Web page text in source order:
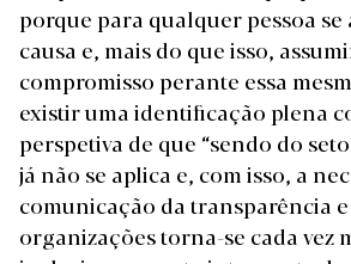
porque para qualquer pessoa se
causa e, mais do que isso,
compromisso perante essa
existir uma identificação plena
perspetiva de que “sendo do
já não se aplica e, com isso, a
comunicação da transparência
organizações torna-se cada vez